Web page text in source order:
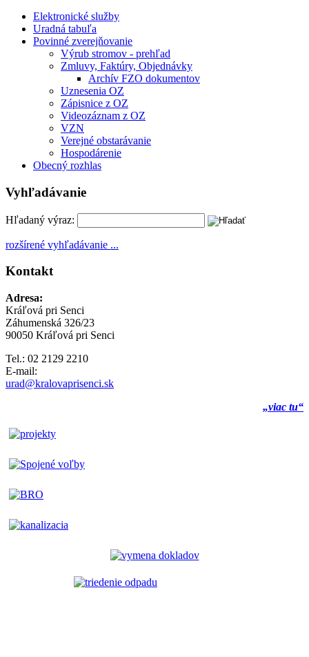
Elektronické služby
Uradná tabuľa
Povinné zverejňovanie
Výrub stromov - prehľad
Zmluvy, Faktúry, Objednávky
Archív FZO dokumentov
Uznesenia OZ
Zápisnice z OZ
Videozáznam z OZ
VZN
Verejné obstarávanie
Hospodárenie
Obecný rozhlas
Vyhľadávanie
Hľadaný výraz:
rozšírené vyhľadávanie ...
Kontakt
Adresa:
Kráľová pri Senci
Záhumenská 326/23
90050 Kráľová pri Senci
Tel.: 02 2129 2210
E-mail:
urad@kralovaprisenci.sk
„viac tu“